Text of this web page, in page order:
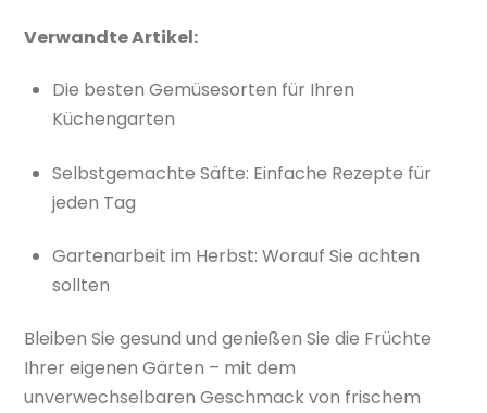
Verwandte Artikel:
Die besten Gemüsesorten für Ihren
Küchengarten
Selbstgemachte Säfte: Einfache Rezepte für
jeden Tag
Gartenarbeit im Herbst: Worauf Sie achten
sollten
Bleiben Sie gesund und genießen Sie die Früchte
Ihrer eigenen Gärten – mit dem
unverwechselbaren Geschmack von frischem